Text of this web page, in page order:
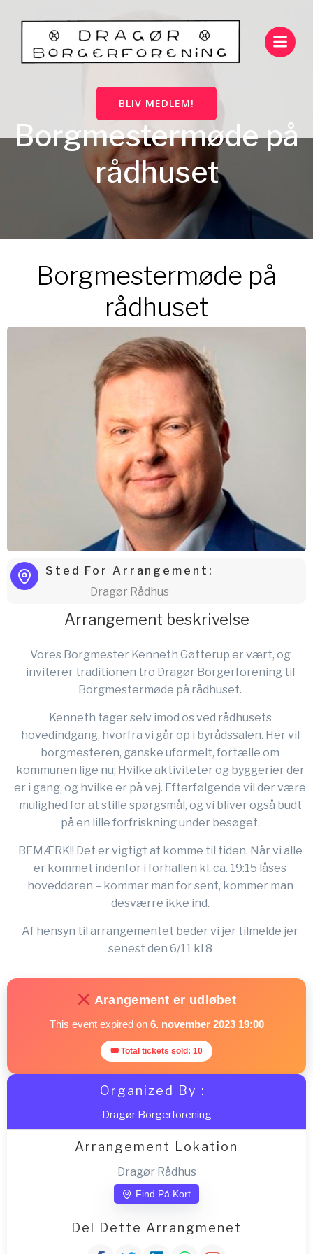
til
indhold
BLIV MEDLEM!
Borgmestermøde på
rådhuset
Borgmestermøde på
rådhuset
Sted For Arrangement:
Dragør Rådhus
Arrangement beskrivelse
Vores Borgmester Kenneth Gøtterup er vært, og
inviterer traditionen tro Dragør Borgerforening til
Borgmestermøde på rådhuset.
Kenneth tager selv imod os ved rådhusets
hovedindgang, hvorfra vi går op i byrådssalen. Her vil
borgmesteren, ganske uformelt, fortælle om
kommunen lige nu; Hvilke aktiviteter og byggerier der
er i gang, og hvilke er på vej. Efterfølgende vil der være
mulighed for at stille spørgsmål, og vi bliver også budt
på en lille forfriskning under besøget.
BEMÆRK!! Det er vigtigt at komme til tiden. Når vi alle
er kommet indenfor i forhallen kl. ca. 19:15 låses
hoveddøren – kommer man for sent, kommer man
desværre ikke ind.
Af hensyn til arrangementet beder vi jer tilmelde jer
senest den 6/11 kl 8
Arangement er udløbet
This event expired on 6. november 2023 19:00
🎟 Total tickets sold: 10
Organized By :
Dragør Borgerforening
Arrangement Lokation
Dragør Rådhus
Find På Kort
Del Dette Arrangmenet